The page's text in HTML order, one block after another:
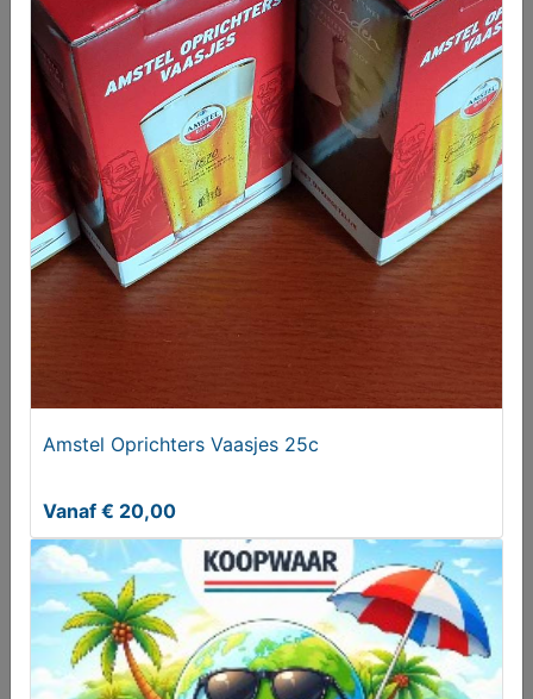
Het Honden Handboek
T.e.a.b.
Kerstmis is gekomen - C.E. Pothast-Gimberg
€ 4,00
Amstel Oprichters Vaasjes 25c
Vanaf € 20,00